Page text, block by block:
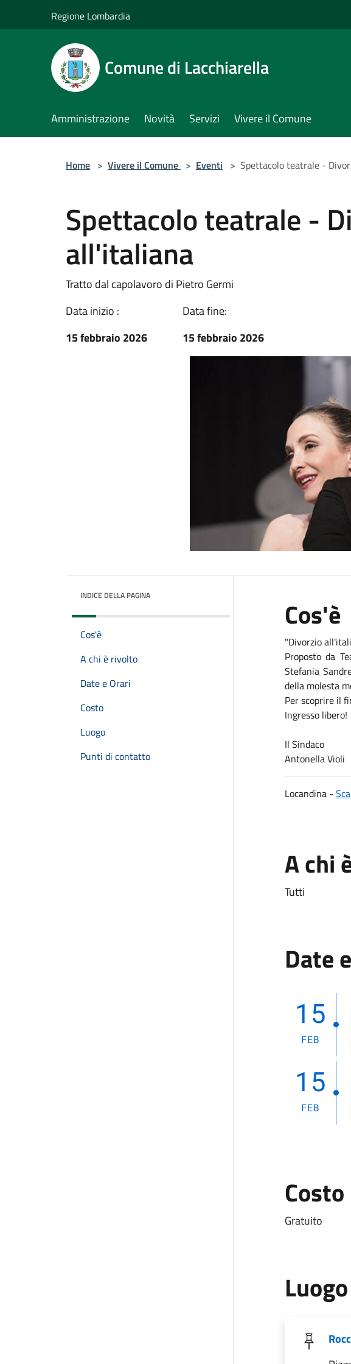
Regione Lombardia
Comune di Lacchiarella
Amministrazione Novità Servizi Vivere il Comune
Home > Vivere il Comune > Eventi > Spettacolo teatrale -
Spettacolo teatrale -
all'italiana
Tratto dal capolavoro di Pietro Germi
Data inizio :
15 febbraio 2026
Data fine:
15 febbraio 2026
INDICE DELLA PAGINA
Cos'è
A chi è rivolto
Date e Orari
Costo
Luogo
Punti di contatto
Cos'è
"Divorzio
Proposto da
Stefania
della molesta
Per scoprire il
Ingresso libero!
Il Sindaco
Antonella Violi
Locandina -
A chi
Tutti
Date
15
FEB
15
FEB
Costo
Gratuito
Luogo